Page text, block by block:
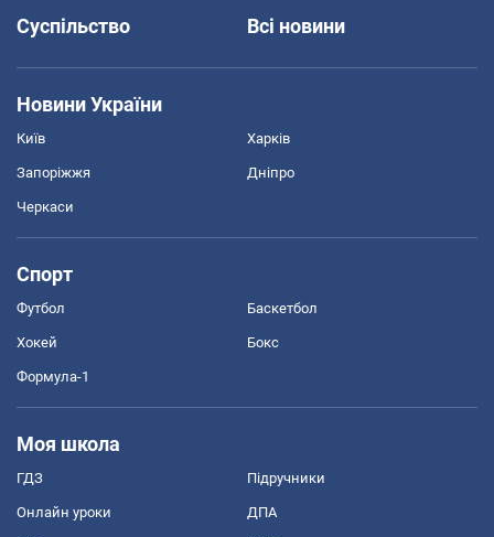
Суспільство
Всі новини
Новини України
Київ Харків
Запоріжжя Дніпро
Черкаси
Спорт
Футбол Баскетбол
Хокей Бокс
Формула-1
Моя школа
ГДЗ Підручники
Онлайн уроки ДПА